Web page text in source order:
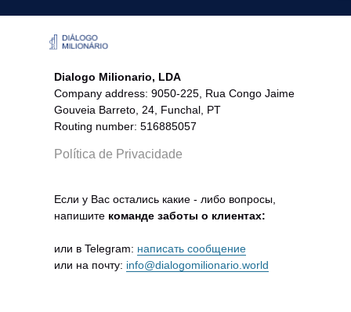
Dialogo Milionario, LDA
Company address: 9050-225, Rua Congo Jaime
Gouveia Barreto, 24, Funchal, PT
Routing number: 516885057
Если у Вас остались какие - либо вопросы,
напишите команде заботы о клиентах:
или в Telegram: написать сообщение
или на почту: info@dialogomilionario.world
Política de Privacidade